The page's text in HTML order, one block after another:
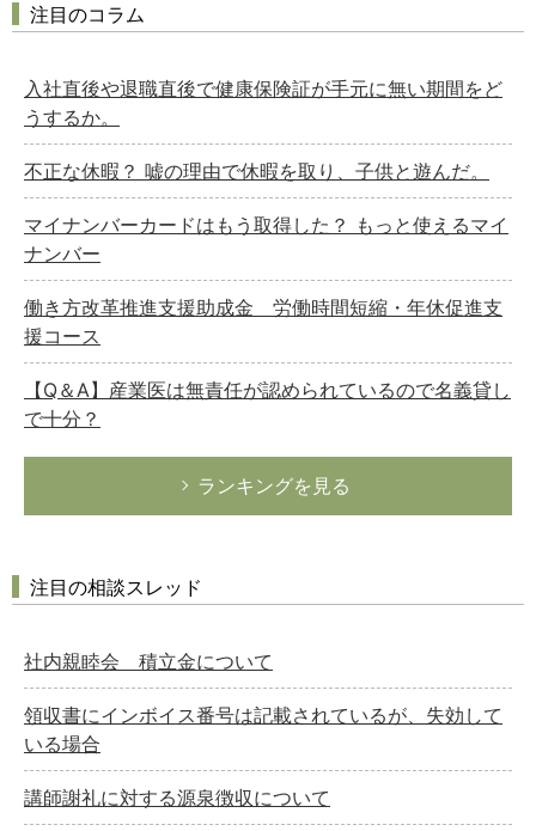
注目のコラム
入社直後や退職直後で健康保険証が手元に無い期間をど
うするか。
不正な休暇？ 嘘の理由で休暇を取り、子供と遊んだ。
マイナンバーカードはもう取得した？ もっと使えるマイ
ナンバー
働き方改革推進支援助成金 労働時間短縮・年休促進支
援コース
【Q＆A】産業医は無責任が認められているので名義貸し
で十分？
ランキングを見る
注目の相談スレッド
社内親睦会 積立金について
領収書にインボイス番号は記載されているが、失効して
いる場合
講師謝礼に対する源泉徴収について